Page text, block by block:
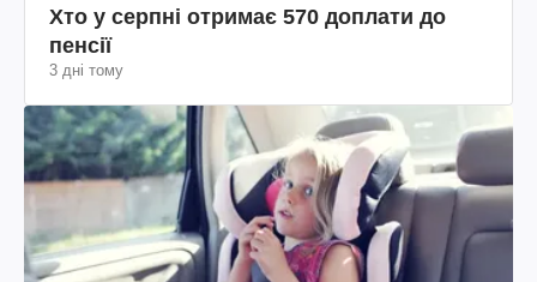
Хто у серпні отримає 570 доплати до
пенсії
3 дні тому